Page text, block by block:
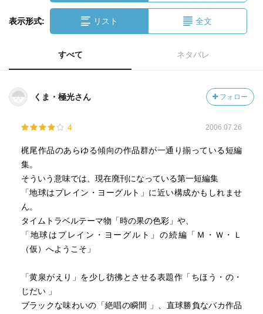
表示形式: リスト 全文
すべて ネタバレ
くま・極光さん フォロー
4 2006.07.26
梶尾作品のあらゆる傾向の作品群が一通り揃っている短編
集。
そういう意味では、現在廃刊になっている第一短編集
「地球はプレイン・ヨーグルト」に近い構成かもしれませ
ん。
タイムトラベルテーマ物「時の果の色彩」や、
「地球はプレイン・ヨーグルト」の続編「Ｍ・Ｗ・Ｌ
（仮）へようこそ」
「黄泉がえり」を少し彷彿とさせる表題作「ちほう・の・
じだい 」
ブラックな味わいの「絶唱の瞬間 」、直球勝負なバカ作品